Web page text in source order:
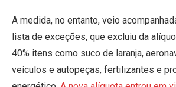
A medida, no entanto, veio
lista de exceções, que excluiu da
40% itens como suco de laranja,
veículos e autopeças, fertilizantes e